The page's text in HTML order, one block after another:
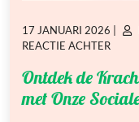
GEPLAATST
OP
17 JANUARI 2026
REACTIE ACHTEROP
DE
VAN
Ontdek de
met Onze